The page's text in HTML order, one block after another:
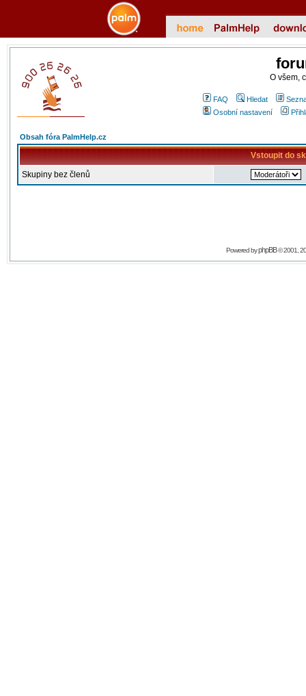
O všem,
FAQ Hledat
Osobní nastavení
Obsah fóra PalmHelp.cz
Vstoupit do
Skupiny bez členů
Powered byphpBB© 2001,